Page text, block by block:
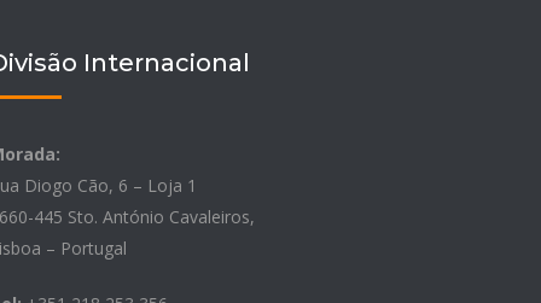
Internacional
Diogo Cão, 6 – Loja 1
445 Sto. António Cavaleiros,
– Portugal